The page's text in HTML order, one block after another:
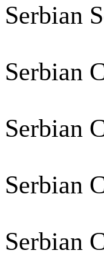
Serbian
Serbian
Serbian
Serbian
Serbian